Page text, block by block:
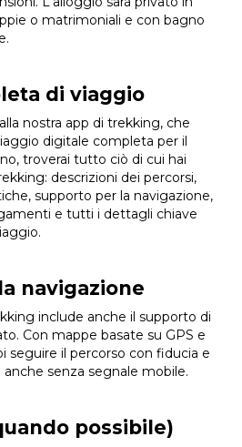
o matrimoniali e con bagno
di viaggio
nostra app di trekking, che
digitale completa per il
troverai tutto ciò di cui hai
descrizioni dei percorsi,
supporto per la navigazione,
e tutti i dettagli chiave
navigazione
include anche il supporto di
Con mappe basate su GPS e
seguire il percorso con fiducia e
senza segnale mobile.
possibile)